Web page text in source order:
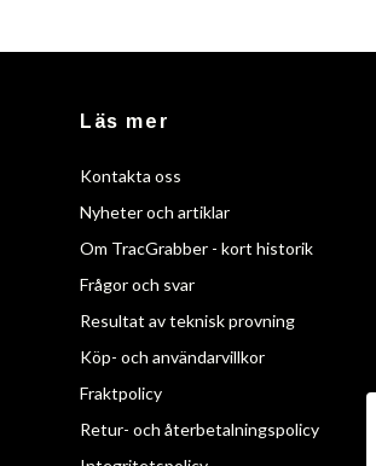
Läs mer
Kontakta oss
Nyheter och artiklar
Om TracGrabber - kort historik
Frågor och svar
Resultat av teknisk provning
Köp- och användarvillkor
Fraktpolicy
Retur- och återbetalningspolicy